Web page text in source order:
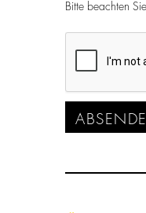
Bitte beachten